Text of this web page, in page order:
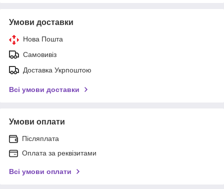
Умови доставки
Нова Пошта
Самовивіз
Доставка Укрпоштою
Всі умови доставки
Умови оплати
Післяплата
Оплата за реквізитами
Всі умови оплати